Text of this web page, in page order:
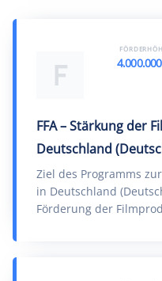
F
FFA – Stärkung der
Deutschland
Ziel des Programms
in Deutschland
Förderung der